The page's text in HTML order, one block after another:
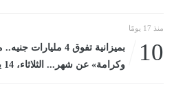
منذ 17 يومًا
10
بميزانية تفوق 4
وكرامة» عن شهر... الثلاثاء، 14 يوليو 2026 10:46 صـ